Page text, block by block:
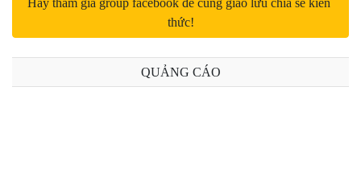
Bài 15: Các hàm xử lý chuỗi trong PHP
Bài 16: Các hàm xử lý mảng trong PHP
thức!
QUẢNG CÁO